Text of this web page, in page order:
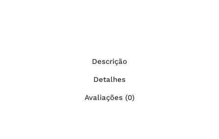
Descrição
Detalhes
Avaliações (0)